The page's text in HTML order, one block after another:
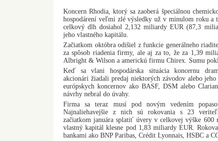
Koncern Rhodia, ktorý sa zaoberá špeciálnou
hospodárení veľmi zlé výsledky už v minulom roku a
celkový dlh dosiahol 2,132 miliardy EUR (87,3
jeho vlastného kapitálu.
Začiatkom októbra odišiel z funkcie generálneho
za spôsob riadenia firmy, ale aj za to, že za 1,39
Albright & Wilson a americkú firmu Chirex. Sumu
Keď sa vlani hospodárska situácia koncernu
akcionári žiadali predaj niektorých závodov alebo
európskych koncernov ako BASF, DSM alebo
návrhy nebral do úvahy.
Firma sa teraz musí pod novým vedením
Najnaliehavejšie z nich sú rokovania s 23
začiatkom januára splatiť úvery v celkovej výške
vlastný kapitál klesne pod 1,83 miliardy EUR.
bankami ako BNP Paribas, Crédit Lyonnais, HSBC a